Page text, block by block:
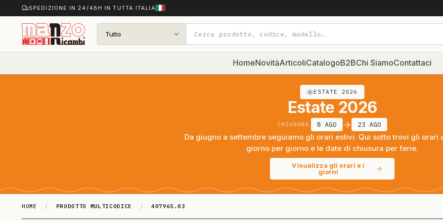
SPEDIZIONE IN 24/48H IN TUTTA ITALIA
Tutto
HomeNovitàArticoliCatalogoB2BChi SiamoContattaci
ESTATE 2026
Estate 2026
CHIUSURA 8 AGO 23 AGO
Da giugno a settembre seguiamo gli orari estivi. Qui sotto trovi gli orari
giorno per giorno e le date di chiusura per ferie.
Visualizza gli orari e i
giorni
HOME / PRODOTTO MULTICODICE / 407965.03
407965.03